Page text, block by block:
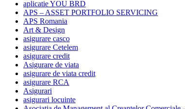
aplicatie YOU BRD
APS – ASSET PORTFOLIO SERVICING
APS Romania
Art & Design
asigurare casco
asigurare Cetelem
asigurare credit
Asigurare de viata
asigurare de viata credit
asigurare RCA
Asigurari
asigurari locuinte